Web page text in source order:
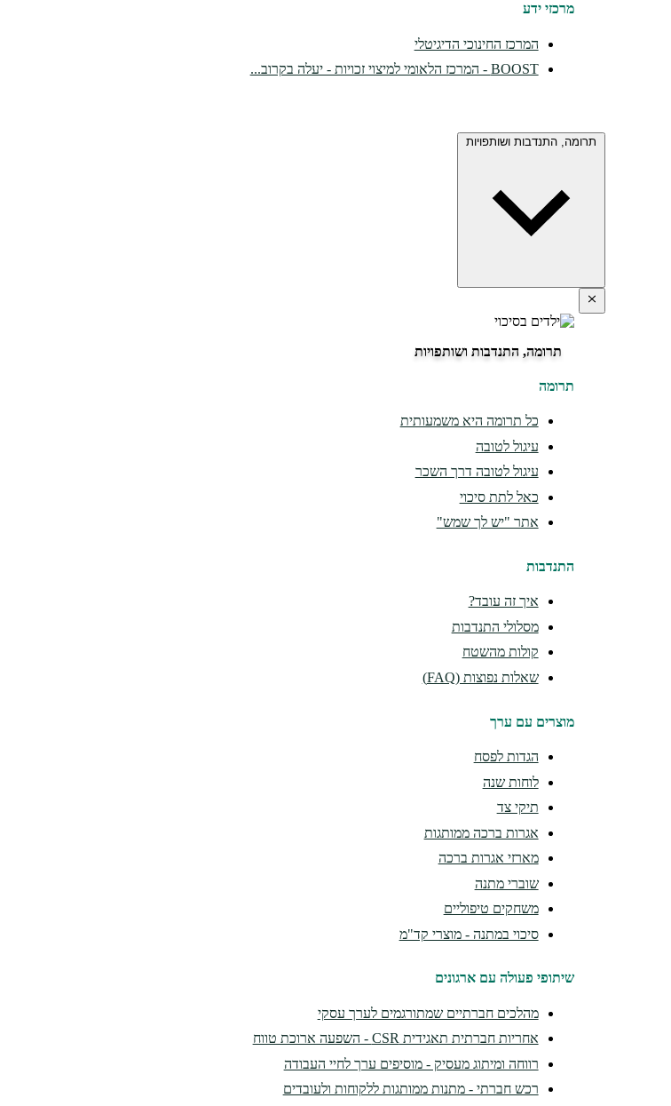
מרכזי ידע
המרכז החינוכי הדיגיטלי
BOOST - המרכז הלאומי למיצוי זכויות - יעלה בקרוב...
תרומה, התנדבות ושותפויות
תרומה, התנדבות ושותפויות
תרומה
כל תרומה היא משמעותית
עיגול לטובה
עיגול לטובה דרך השכר
כאל לתת סיכוי
אתר "יש לך שמש"
התנדבות
איך זה עובד?
מסלולי התנדבות
קולות מהשטח
שאלות נפוצות (FAQ)
מוצרים עם ערך
הגדות לפסח
לוחות שנה
תיקי צד
אגרות ברכה ממותגות
מארזי אגרות ברכה
שוברי מתנה
משחקים טיפוליים
סיכוי במתנה - מוצרי קד"מ
שיתופי פעולה עם ארגונים
מהלכים חברתיים שמתורגמים לערך עסקי
אחריות חברתית תאגידית CSR - השפעה ארוכת טווח
רווחה ומיתוג מעסיק - מוסיפים ערך לחיי העבודה
רכש חברתי - מתנות ממותגות ללקוחות ולעובדים